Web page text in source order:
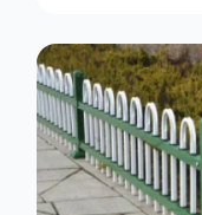
再加上防盗垫圈，这
量生产，能够很好的
住宅小区、工厂院校
硬度、外观